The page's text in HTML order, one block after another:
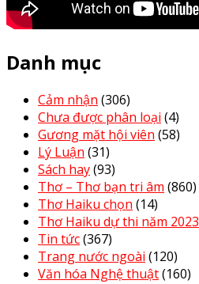
Danh mục
Cảm nhận (306)
Chưa được phân loại (4)
Gương mặt hội viên (58)
Lý Luận (31)
Sách hay(93)
Thơ – Thơ bạn tri âm (860)
Thơ Haiku chọn (14)
Thơ Haiku dự thi năm 2023
Tin tức(367)
Trang nước ngoài (120)
Văn hóa Nghệ thuật(160)